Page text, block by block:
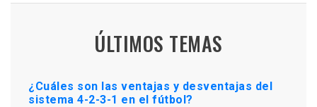
ÚLTIMOS TEMAS
¿Cuáles son las ventajas y desventajas del
sistema 4-2-3-1 en el fútbol?